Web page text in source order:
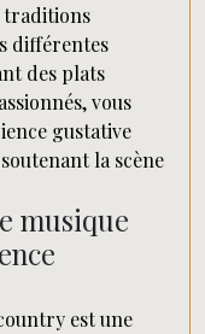
traditions
différentes
des plats
vous
gustative
la scène
musique
est une